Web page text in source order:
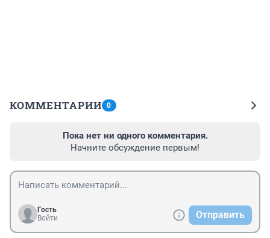
КОММЕНТАРИИ 0
Пока нет ни одного комментария.
Начните обсуждение первым!
Гость
Войти
Отправить